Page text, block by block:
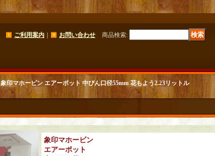
ご利用案内 お問い合わせ 商品検索:
象印マホービン エアーポット 中びん口径55mm 花もよう2.23リットル
象印マホービン
エアーポット